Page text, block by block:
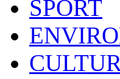
SPORT